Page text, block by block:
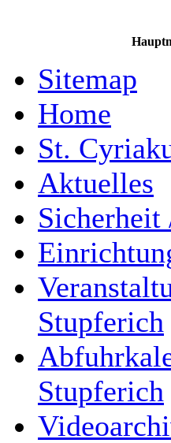
Sitemap
Home
St.
Aktuelles
Sicherheit
Stupferich
Stupferich